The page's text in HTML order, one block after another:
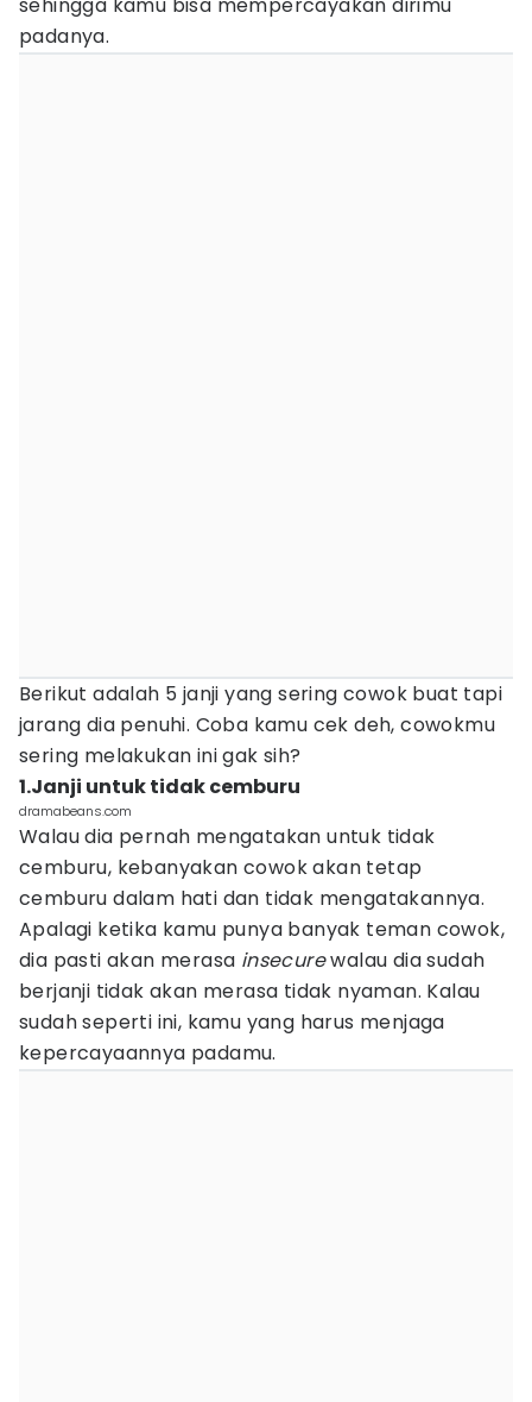
padanya.
Berikut adalah 5 janji yang sering cowok buat tapi
jarang dia penuhi. Coba kamu cek deh, cowokmu
sering melakukan ini gak sih?
1.Janji untuk tidak cemburu
dramabeans.com
Walau dia pernah mengatakan untuk tidak
cemburu, kebanyakan cowok akan tetap
cemburu dalam hati dan tidak mengatakannya.
Apalagi ketika kamu punya banyak teman cowok,
dia pasti akan merasa insecurewalau dia sudah
berjanji tidak akan merasa tidak nyaman. Kalau
sudah seperti ini, kamu yang harus menjaga
kepercayaannya padamu.